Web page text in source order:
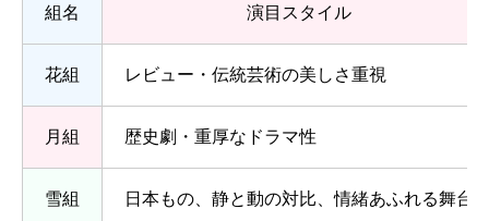
組名 演目スタイル
花組 レビュー・伝統芸術の美しさ重視
月組 歴史劇・重厚なドラマ性
雪組 日本もの、静と動の対比、情緒あふれる舞台